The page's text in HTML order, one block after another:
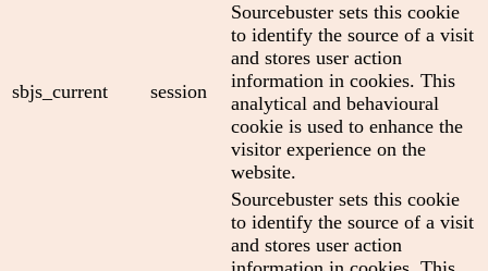
sbjs_current session
Sourcebuster sets this cookie
to identify the source of a visit
and stores user action
information in cookies. This
analytical and behavioural
cookie is used to enhance the
visitor experience on the
website.
Sourcebuster sets this cookie
to identify the source of a visit
and stores user action